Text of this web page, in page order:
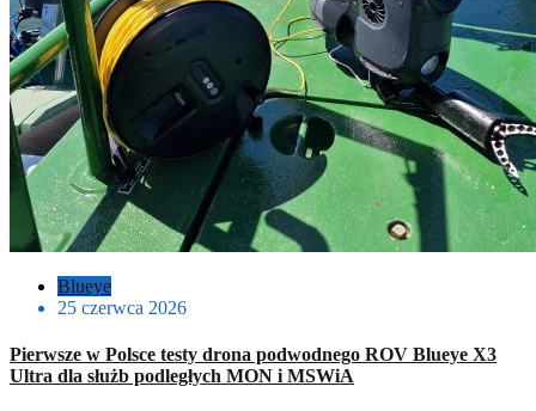
Blueye
25 czerwca 2026
Pierwsze w Polsce testy drona podwodnego ROV Blueye X3
Ultra dla służb podległych MON i MSWiA